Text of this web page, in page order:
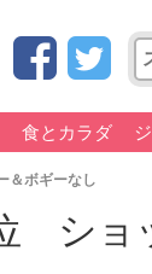
食とカラダ
＆ボギーなし
ショ